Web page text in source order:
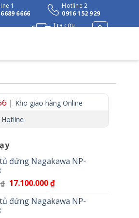
1
6666
Hotline 2
0916 152 929
Tra cứu
| Kho giao hàng Online
Hotline
đứng Nagakawa NP-
₫ Giá
là:
17.100.000₫Giá
tại
đứng Nagakawa NP-